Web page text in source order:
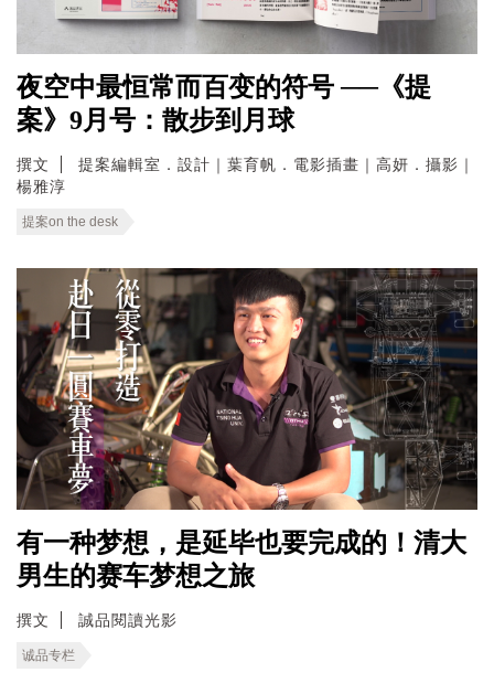
夜空中最恒常而百变的符号 ──《提
案》9月号：散步到月球
撰文
提案編輯室．設計｜葉育帆．電影插畫｜高妍．攝影｜
楊雅淳
提案on the desk
有一种梦想，是延毕也要完成的！清大
男生的赛车梦想之旅
撰文 誠品閱讀光影
诚品专栏